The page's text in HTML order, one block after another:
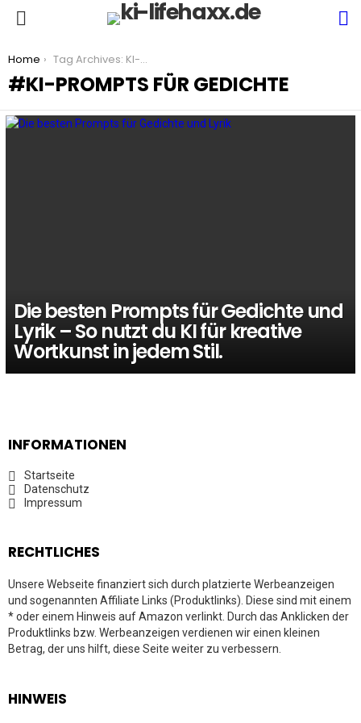
You are here:
Home Tag Archives: KI-Prompts für Gedichte
KI-PROMPTS FÜR GEDICHTE
Die besten Prompts für Gedichte und
Lyrik – So nutzt du KI für kreative
Wortkunst in jedem Stil.
INFORMATIONEN
Startseite
Datenschutz
Impressum
RECHTLICHES
Unsere Webseite finanziert sich durch platzierte Werbeanzeigen
und sogenannten Affiliate Links (Produktlinks). Diese sind mit einem
* oder einem Hinweis auf Amazon verlinkt. Durch das Anklicken der
Produktlinks bzw. Werbeanzeigen verdienen wir einen kleinen
Betrag, der uns hilft, diese Seite weiter zu verbessern.
HINWEIS